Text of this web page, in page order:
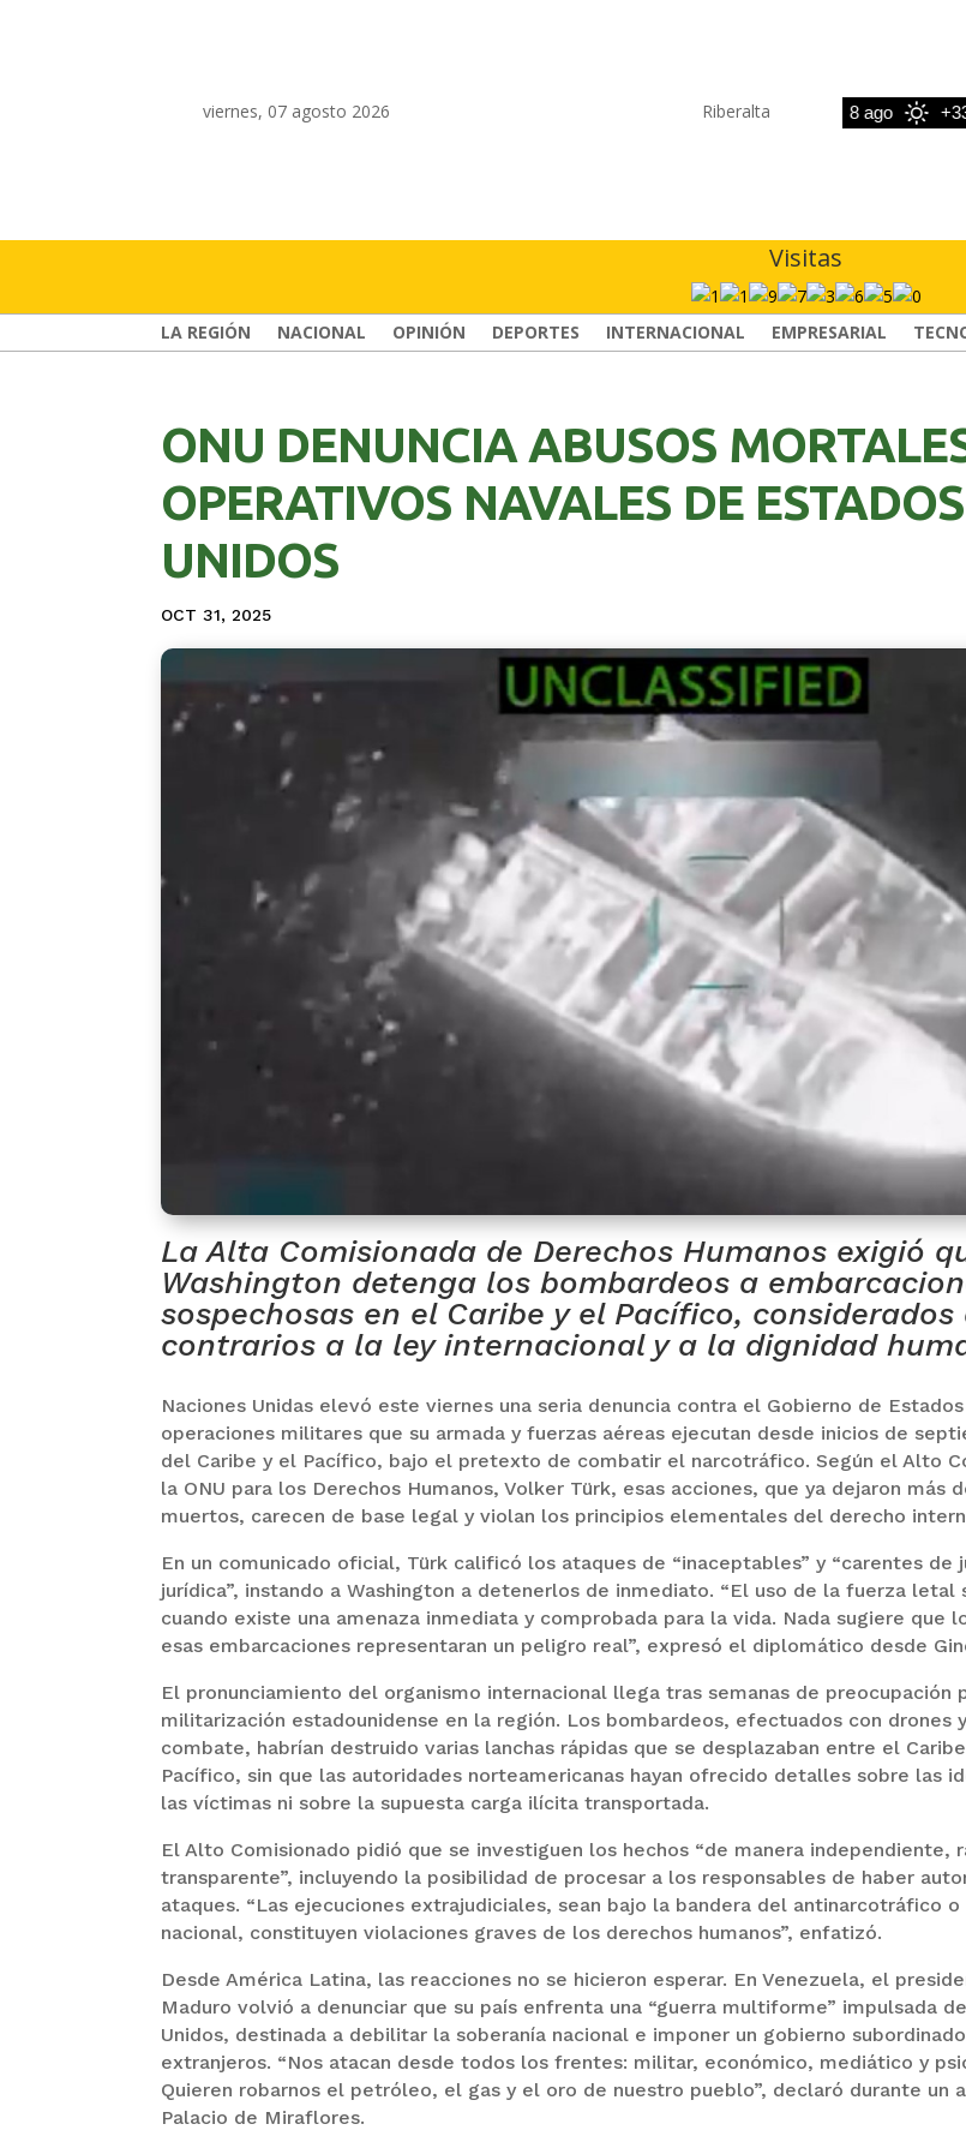
viernes, 07 agosto 2026 Riberalta
+33°C +33°C
Visitas
LA REGIÓN NACIONAL OPINIÓN DEPORTES INTERNACIONAL EMPRESARIAL
ONU DENUNCIA ABUSOS
OPERATIVOS NAVALES DE ESTADOS
UNIDOS
OCT 31, 2025
La Alta Comisionada de Derechos Humanos exigió
Washington detenga los bombardeos a
sospechosas en el Caribe y el Pacífico, considerados
contrarios a la ley internacional y a la dignidad
Naciones Unidas elevó este viernes una seria denuncia contra el Gobierno de
operaciones militares que su armada y fuerzas aéreas ejecutan desde inicios de
del Caribe y el Pacífico, bajo el pretexto de combatir el narcotráfico. Según el Alto
la ONU para los Derechos Humanos, Volker Türk, esas acciones, que ya dejaron más
muertos, carecen de base legal y violan los principios elementales del derecho
En un comunicado oficial, Türk calificó los ataques de “inaceptables” y “carentes de
jurídica”, instando a Washington a detenerlos de inmediato. “El uso de la fuerza
cuando existe una amenaza inmediata y comprobada para la vida. Nada sugiere que
esas embarcaciones representaran un peligro real”, expresó el diplomático desde
El pronunciamiento del organismo internacional llega tras semanas de preocupación
militarización estadounidense en la región. Los bombardeos, efectuados con drones
combate, habrían destruido varias lanchas rápidas que se desplazaban entre el
Pacífico, sin que las autoridades norteamericanas hayan ofrecido detalles sobre las
las víctimas ni sobre la supuesta carga ilícita transportada.
El Alto Comisionado pidió que se investiguen los hechos “de manera independiente,
transparente”, incluyendo la posibilidad de procesar a los responsables de haber
ataques. “Las ejecuciones extrajudiciales, sean bajo la bandera del antinarcotráfico
nacional, constituyen violaciones graves de los derechos humanos”, enfatizó.
Desde América Latina, las reacciones no se hicieron esperar. En Venezuela, el
Maduro volvió a denunciar que su país enfrenta una “guerra multiforme” impulsada
Unidos, destinada a debilitar la soberanía nacional e imponer un gobierno
extranjeros. “Nos atacan desde todos los frentes: militar, económico, mediático y
Quieren robarnos el petróleo, el gas y el oro de nuestro pueblo”, declaró durante un
Palacio de Miraflores.